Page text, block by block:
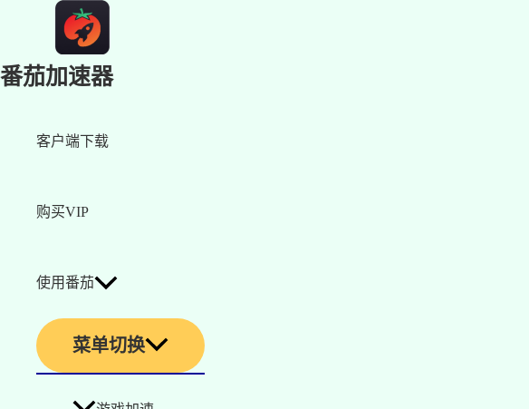
番茄加速器
客户端下载
购买VIP
使用番茄
菜单切换